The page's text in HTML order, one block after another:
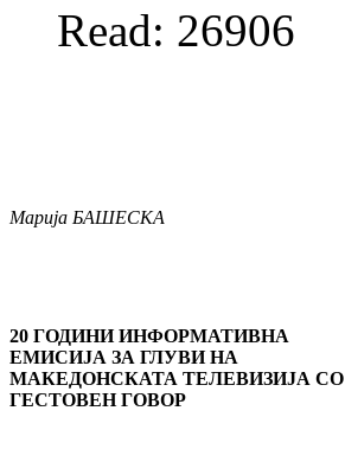
Read: 26906
Марија БАШЕСКА
20 ГОДИНИ ИНФОРМАТИВНА
ЕМИСИЈА ЗА ГЛУВИ НА
МАКЕДОНСКАТА ТЕЛЕВИЗИЈА СО
ГЕСТОВЕН ГОВОР